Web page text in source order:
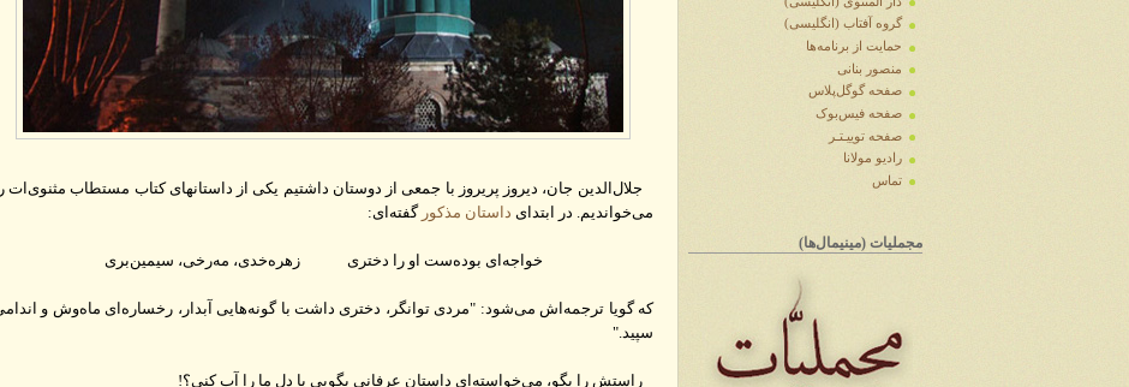
جلال‌الدین جان، دیروز پریروز با جمعی از دوستان داشتیم یکی از داستانهای کتاب مستطاب مثنوی‌ات
می‌خواندیم. در ابتدای داستان مذکور گفته‌ای:
خواجه‏‌اى بوده‏‌ست او را دخترى زهره‌خدى، مه‌رخى، سيمين‌برى‏
که گویا ترجمه‌اش می‌شود: "مردی توانگر، دختری داشت با گونه‌هایی آبدار، رخساره‌ای ماه‌وش و
سپید."
راستش را بگو، می‌خواسته‌ای داستان عرفانی بگویی یا دل ما را آب کنی؟!
گروه آفتاب (انگلیسی)
حمایت از برنامه‌ها
منصور بنانی
صفحه گوگل‌پلاس
صفحه فیس‌بوک
صفحه توییـتـر
رادیو مولانا
تماس
مجملیات (مینیمال‌ها)